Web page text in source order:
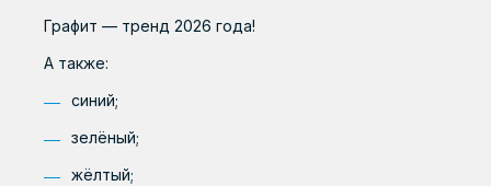
Графит — тренд 2026 года!
А также:
синий;
зелёный;
жёлтый;